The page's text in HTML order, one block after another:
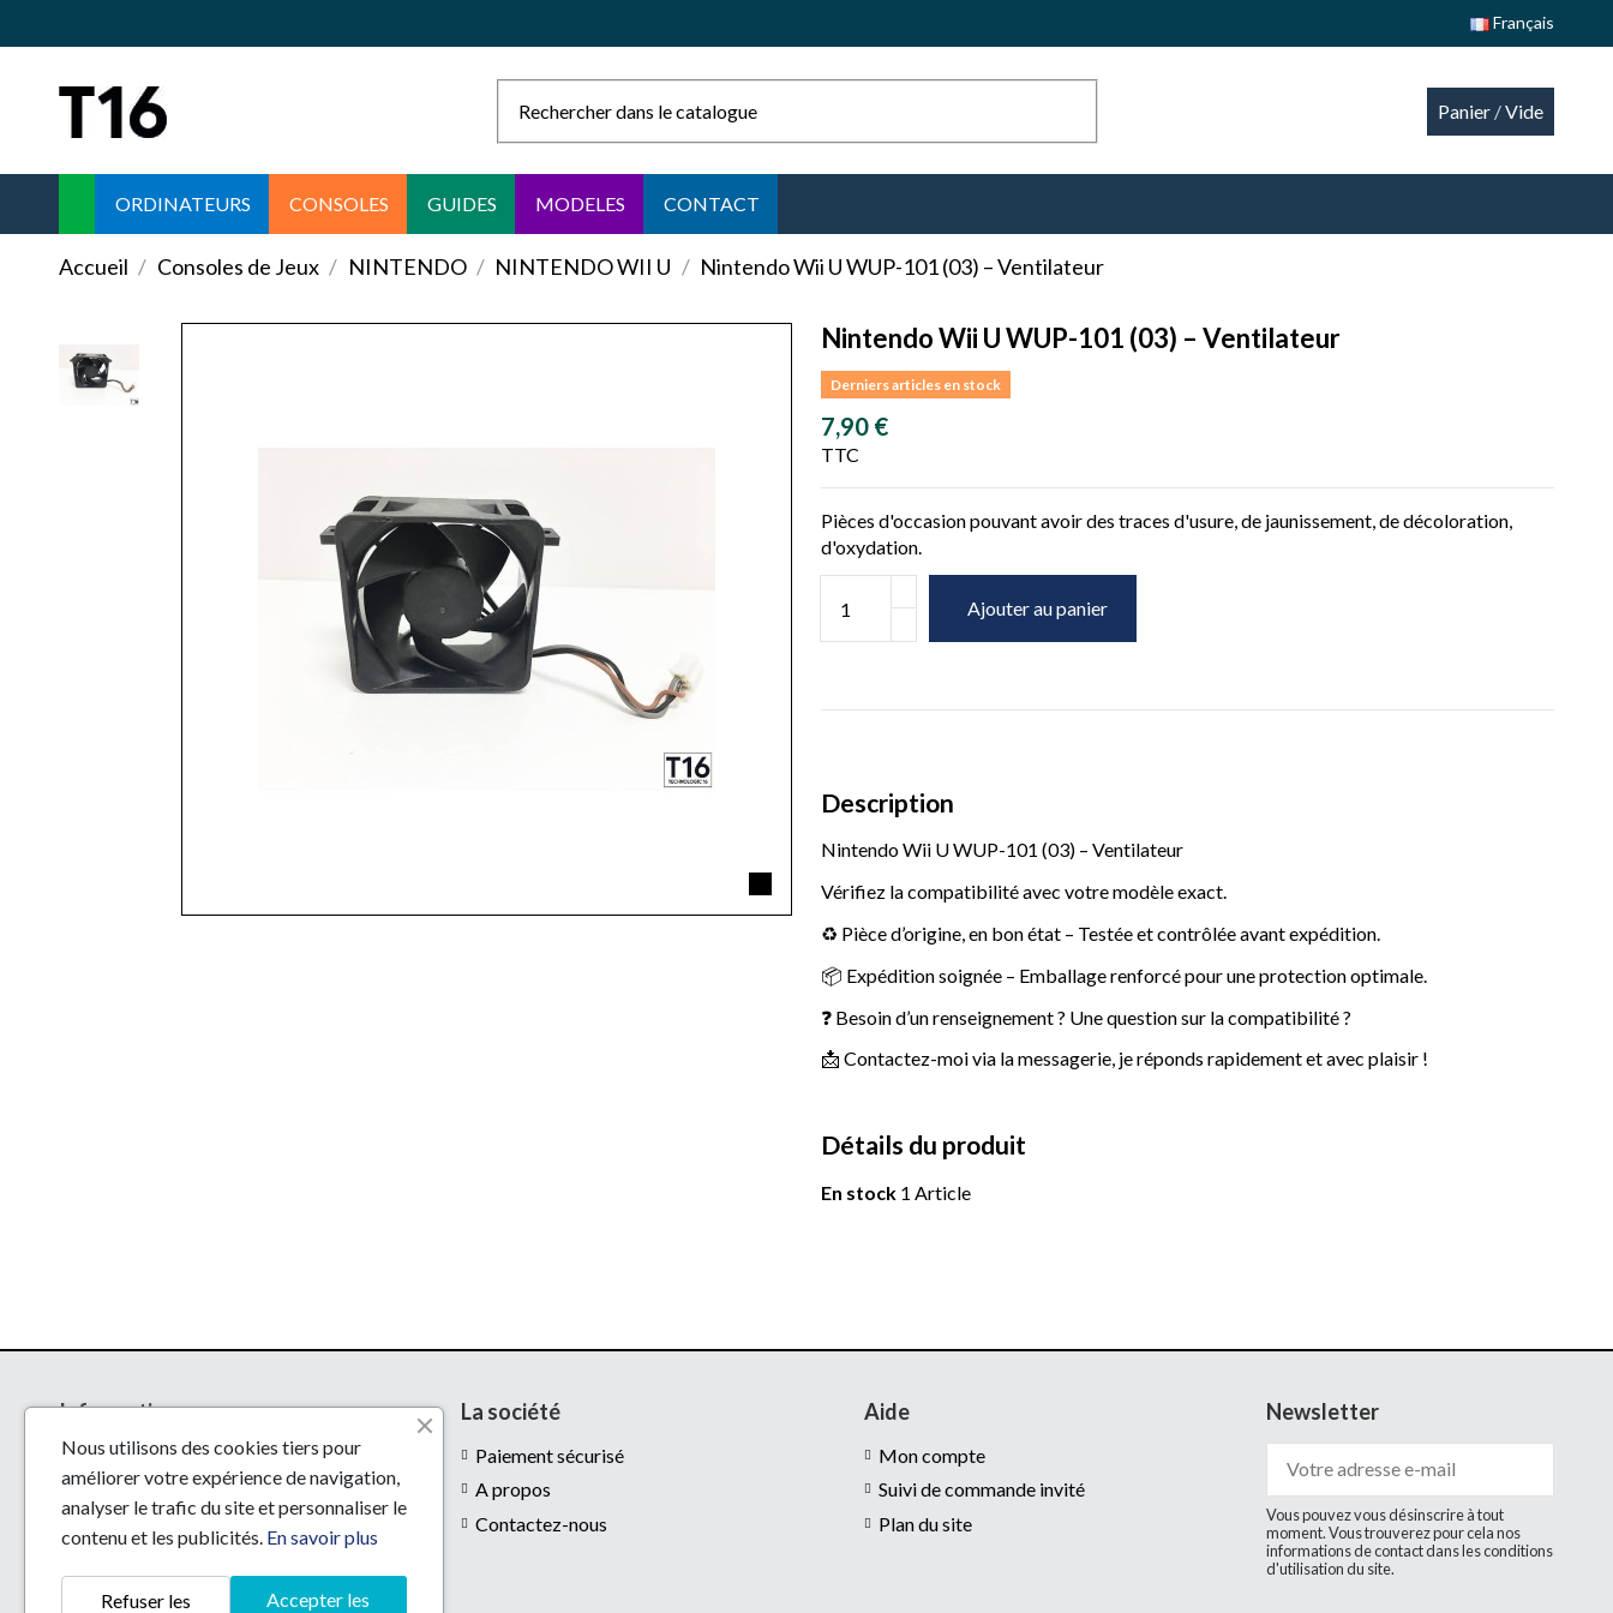
Français
Panier /Vide
ORDINATEURS CONSOLES GUIDES MODELES CONTACT
Accueil Consoles de Jeux NINTENDO NINTENDO WII U Nintendo Wii U WUP-101 (03) – Ventilateur
Nintendo Wii U WUP-101 (03) – Ventilateur
Derniers articles en stock
7,90 €
TTC
Pièces d'occasion pouvant avoir des traces d'usure, de jaunissement, de décoloration,
d'oxydation.
Ajouter au panier
Description
Nintendo Wii U WUP-101 (03) – Ventilateur
Vérifiez la compatibilité avec votre modèle exact.
♻️ Pièce d’origine, en bon état – Testée et contrôlée avant expédition.
📦 Expédition soignée – Emballage renforcé pour une protection optimale.
❓ Besoin d’un renseignement ? Une question sur la compatibilité ?
📩 Contactez-moi via la messagerie, je réponds rapidement et avec plaisir !
Détails du produit
En stock 1 Article
Informations
Livraison
Mentions légales
Conditions d'utilisation
La société
Paiement sécurisé
A propos
Contactez-nous
Aide
Mon compte
Suivi de commande invité
Plan du site
Newsletter
Vous pouvez vous désinscrire à tout
moment. Vous trouverez pour cela nos
informations de contact dans les conditions
d'utilisation du site.
Nous utilisons des cookies tiers pour
améliorer votre expérience de navigation,
analyser le trafic du site et personnaliser le
contenu et les publicités. En savoir plus
Accepter les
Refuser les